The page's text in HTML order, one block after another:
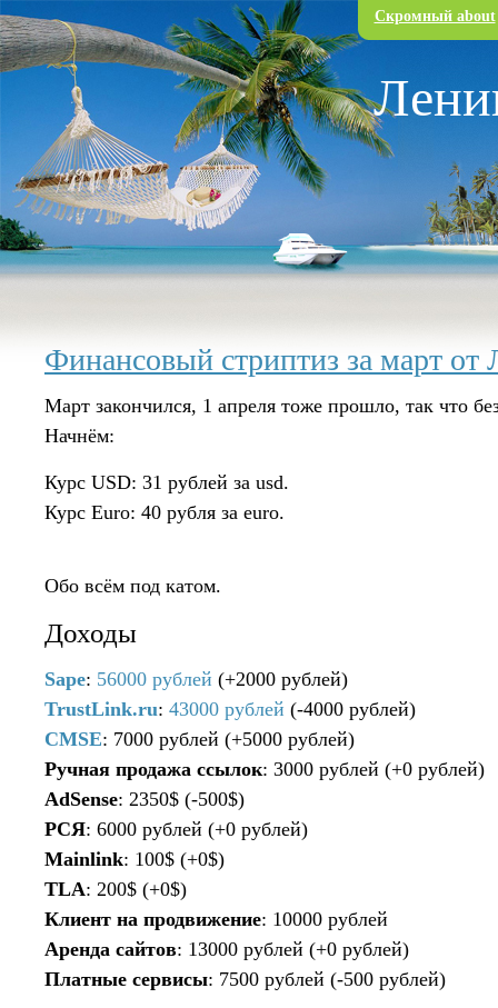
Перейти к основному содержанию Скромный about
Финансовый стриптиз за март от
Март закончился, 1 апреля тоже прошло, так что
Начнём:
Курс USD: 31 рублей за usd.
Курс Euro: 40 рубля за euro.
Обо всём под катом.
Доходы
Sape: 56000 рублей (+2000 рублей)
TrustLink.ru: 43000 рублей (-4000 рублей)
CMSE: 7000 рублей (+5000 рублей)
Ручная продажа ссылок: 3000 рублей (+0 рублей)
AdSense: 2350$ (-500$)
РСЯ: 6000 рублей (+0 рублей)
Mainlink: 100$ (+0$)
TLA: 200$ (+0$)
Клиент на продвижение: 10000 рублей
Аренда сайтов: 13000 рублей (+0 рублей)
Платные сервисы: 7500 рублей (-500 рублей)